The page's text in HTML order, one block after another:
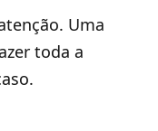
Uma
toda a